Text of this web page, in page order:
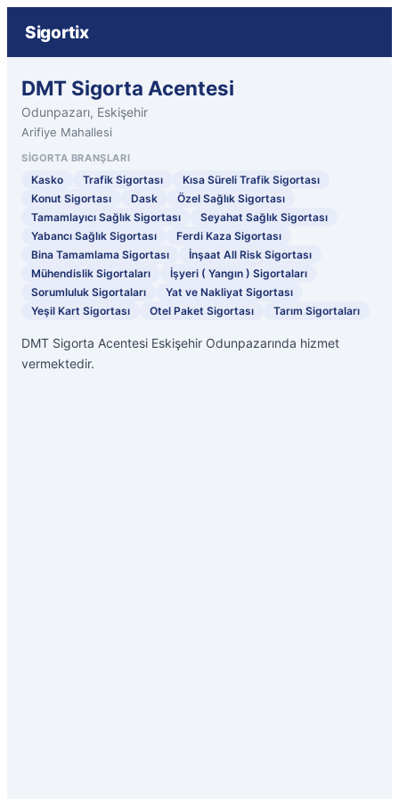
Sigortix
DMT Sigorta Acentesi
Odunpazarı, Eskişehir
Arifiye Mahallesi
SIGORTA BRANŞLARI
Kasko Trafik Sigortası
Kısa Süreli Trafik Sigortası
Konut Sigortası
Dask
Özel Sağlık Sigortası
Tamamlayıcı Sağlık Sigortası
Seyahat Sağlık Sigortası
Yabancı Sağlık Sigortası
Ferdi Kaza Sigortası
Bina Tamamlama Sigortası
İnşaat All Risk Sigortası
Mühendislik Sigortaları
İşyeri ( Yangın ) Sigortaları
Sorumluluk Sigortaları
Yat ve Nakliyat Sigortası
Yeşil Kart Sigortası
Otel Paket Sigortası Tarım Sigortaları
DMT Sigorta Acentesi Eskişehir Odunpazarında hizmet
vermektedir.